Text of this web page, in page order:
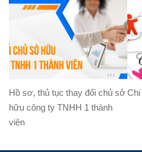
Hồ sơ, thủ tục thay đổi chủ sở
hữu công ty TNHH 1 thành
viên
Chi